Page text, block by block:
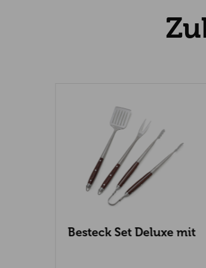
Besteck Set Deluxe mit